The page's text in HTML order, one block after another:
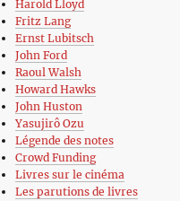
Harold Lloyd
Fritz Lang
Ernst Lubitsch
John Ford
Raoul Walsh
Howard Hawks
John Huston
Yasujirô Ozu
Légende des notes
Crowd Funding
Livres sur le cinéma
Les parutions de livres